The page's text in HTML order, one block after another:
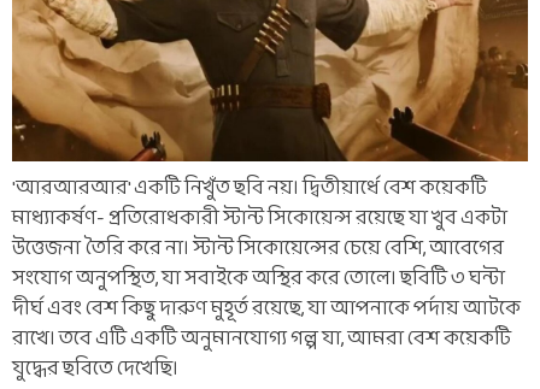
'আরআরআর' একটি নিখুঁত ছবি নয়। দ্বিতীয়ার্ধে বেশ কয়েকটি
মাধ্যাকর্ষণ- প্রতিরোধকারী স্টান্ট সিকোয়েন্স রয়েছে যা খুব একটা
উত্তেজনা তৈরি করে না। স্টান্ট সিকোয়েন্সের চেয়ে বেশি, আবেগের
সংযোগ অনুপস্থিত, যা সবাইকে অস্থির করে তোলে। ছবিটি ৩ ঘন্টা
দীর্ঘ এবং বেশ কিছু দারুণ মুহূর্ত রয়েছে, যা আপনাকে পর্দায় আটকে
রাখে। তবে এটি একটি অনুমানযোগ্য গল্প যা, আমরা বেশ কয়েকটি
যুদ্ধের ছবিতে দেখেছি।